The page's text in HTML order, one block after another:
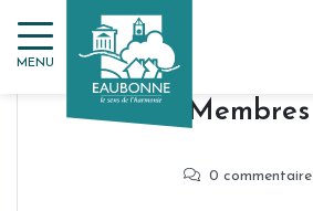
au
contenu
MENU
Membres
0 commentaire